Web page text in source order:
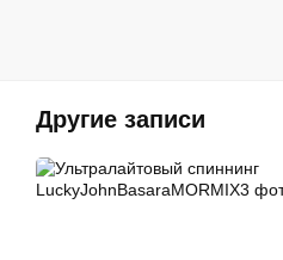
Другие записи